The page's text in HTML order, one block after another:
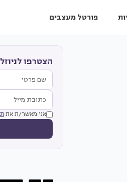
פורטל מעצבים
הצטרפו
אני מאשר/ת את